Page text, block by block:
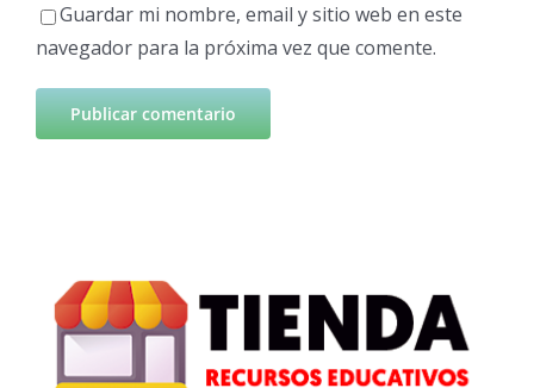
Guardar mi nombre, email y sitio web en este
navegador para la próxima vez que comente.